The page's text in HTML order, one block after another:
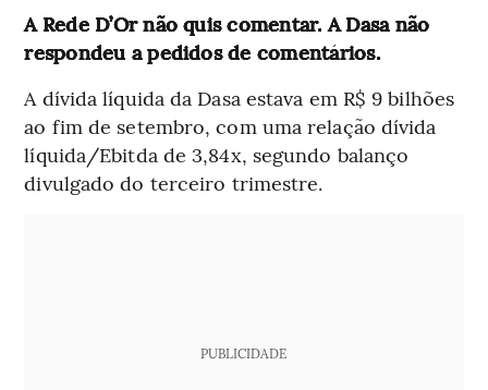
A Rede D’Or não quis comentar. A Dasa não
respondeu a pedidos de comentários.
A dívida líquida da Dasa estava em R$ 9 bilhões
ao fim de setembro, com uma relação dívida
líquida/Ebitda de 3,84x, segundo balanço
divulgado do terceiro trimestre.
PUBLICIDADE